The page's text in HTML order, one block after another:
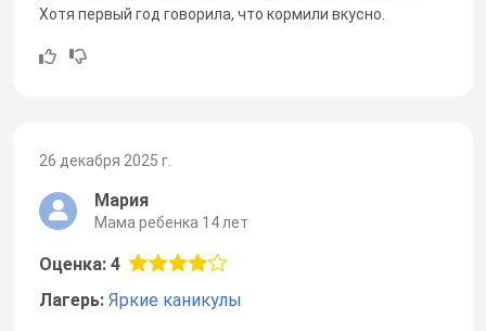
Хотя первый год говорила, что кормили вкусно.
26 декабря 2025 г.
Мария
Мама ребенка 14 лет
Оценка: 4
Лагерь: Яркие каникулы